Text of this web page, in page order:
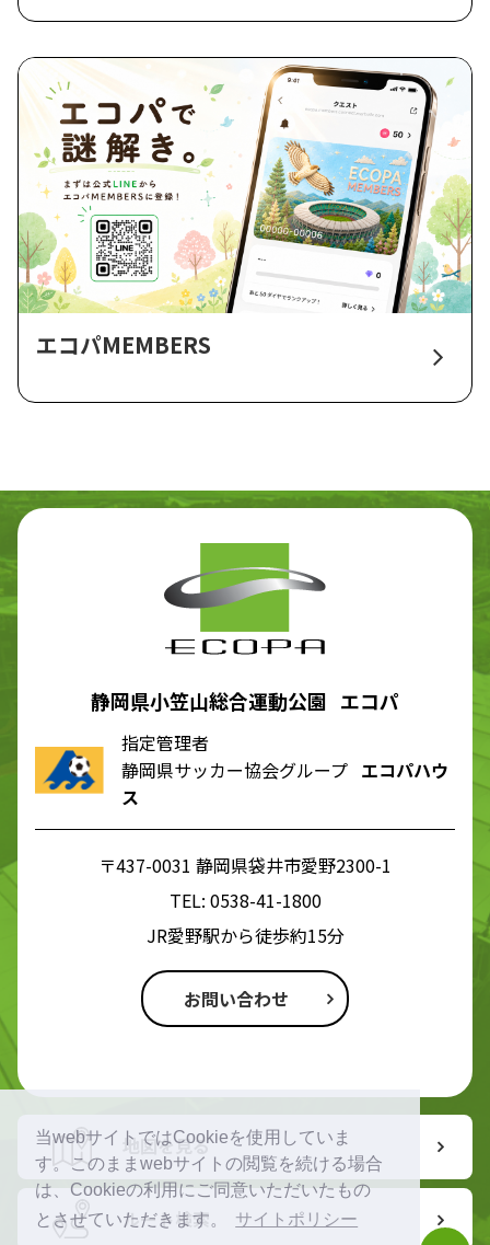
当webサイトではCookieを使用していま
す。このままwebサイトの閲覧を続ける場合
は、Cookieの利用にご同意いただいたもの
とさせていただきます。
サイトポリシー
エコパMEMBERS
静岡県小笠山総合運動公園 エコパ
指定管理者
静岡県サッカー協会グループ エコパハウ
ス
〒437-0031 静岡県袋井市愛野2300-1
TEL: 0538-41-1800
JR愛野駅から徒歩約15分
お問い合わせ
地図を見る
ルート検索